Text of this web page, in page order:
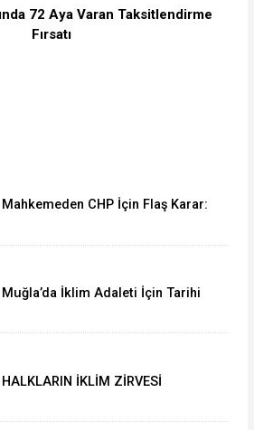
72 Aya Varan Taksitlendirme
Fırsatı
Mahkemeden CHP İçin Flaş Karar:
Muğla’da İklim Adaleti İçin Tarihi
HALKLARIN İKLİM ZİRVESİ